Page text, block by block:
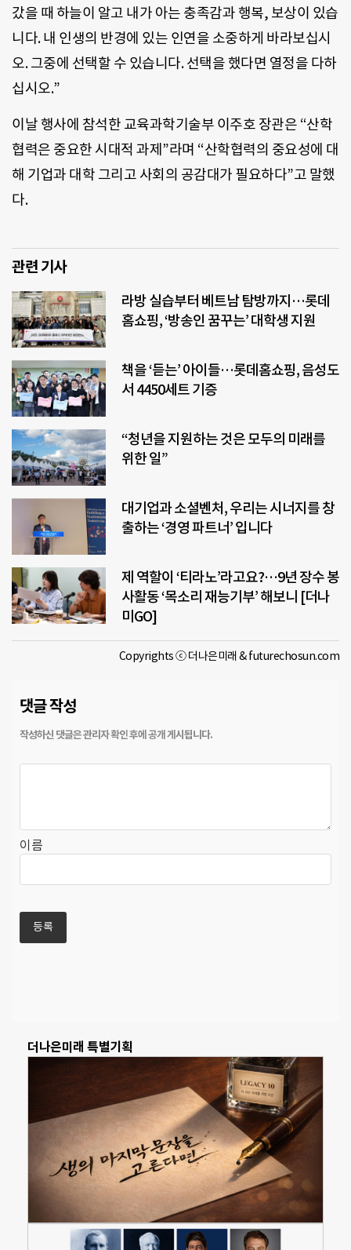
갔을 때 하늘이 알고 내가 아는 충족감과 행복, 보상이 있습
니다. 내 인생의 반경에 있는 인연을 소중하게 바라보십시
오. 그중에 선택할 수 있습니다. 선택을 했다면 열정을 다하
십시오.”
이날 행사에 참석한 교육과학기술부 이주호 장관은 “산학
협력은 중요한 시대적 과제”라며 “산학협력의 중요성에 대
해 기업과 대학 그리고 사회의 공감대가 필요하다”고 말했
다.
관련 기사
라방 실습부터 베트남 탐방까지…롯데
홈쇼핑, ‘방송인 꿈꾸는’ 대학생 지원
책을 ‘듣는’ 아이들…롯데홈쇼핑, 음성도
서 4450세트 기증
“청년을 지원하는 것은 모두의 미래를
위한 일”
대기업과 소셜벤처, 우리는 시너지를 창
출하는 ‘경영 파트너’ 입니다
제 역할이 ‘티라노’라고요?…9년 장수 봉
사활동 ‘목소리 재능기부’ 해보니 [더나
미GO]
Copyrights ⓒ 더나은미래 & futurechosun.com
댓글 작성
이름
더나은미래 특별기획